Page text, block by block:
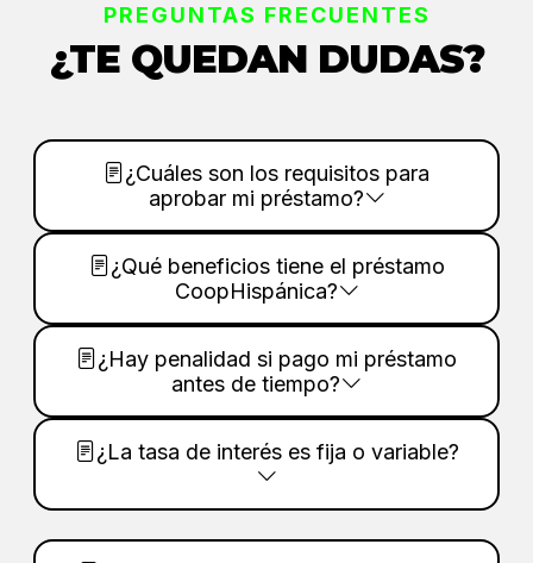
PREGUNTAS FRECUENTES
¿TE QUEDAN DUDAS?
¿Cuáles son los requisitos para
aprobar mi préstamo?
¿Qué beneficios tiene el préstamo
CoopHispánica?
¿Hay penalidad si pago mi préstamo
antes de tiempo?
¿La tasa de interés es fija o variable?